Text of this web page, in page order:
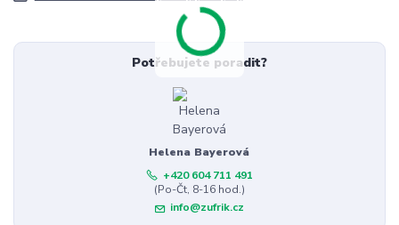
Potřebujete poradit?
Helena Bayerová
+420 604 711 491
(Po-Čt, 8-16 hod.)
info@zufrik.cz